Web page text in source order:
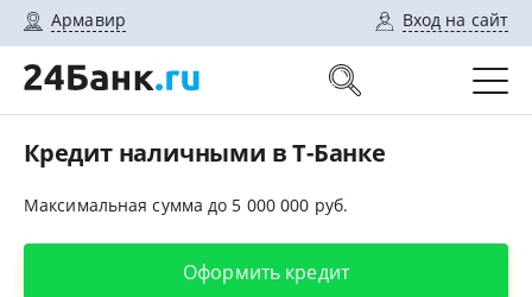
Армавир Вход на сайт
Кредит наличными в Т-Банке
Максимальная сумма до 5 000 000 руб.
Оформить кредит